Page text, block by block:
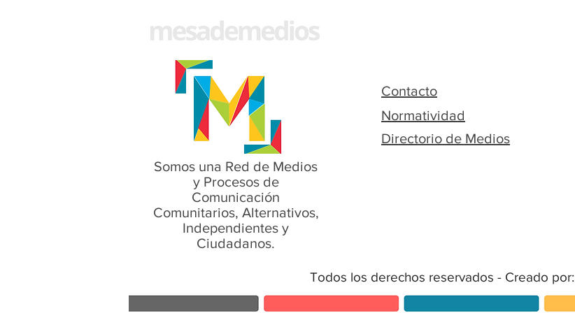
Somos una Red de Medios
y Procesos de
Comunicación
Comunitarios, Alternativos,
Independientes y
Ciudadanos.
Contacto
Normatividad
Directorio de Medios
Todos los derechos reservados - Creado por: